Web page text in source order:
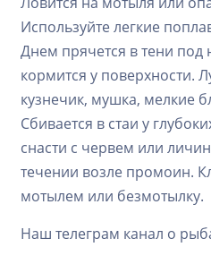
Используйте легкие
Днем прячется в тени
кормится у
кузнечик, мушка, мелкие
Сбивается в стаи у
снасти с червем или
течении возле промоин.
мотылем или безмотылку.
Наш телеграм канал о